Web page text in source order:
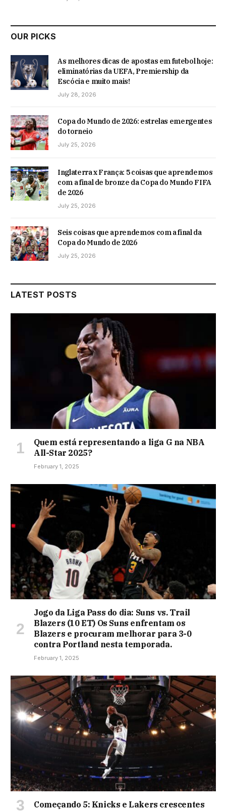
OUR PICKS
As melhores dicas de apostas em futebol hoje:
eliminatórias da UEFA, Premiership da
Escócia e muito mais!
July 28, 2026
Copa do Mundo de 2026: estrelas emergentes
do torneio
July 25, 2026
Inglaterra x França: 5 coisas que aprendemos
com a final de bronze da Copa do Mundo FIFA
de 2026
July 25, 2026
Seis coisas que aprendemos com a final da
Copa do Mundo de 2026
July 25, 2026
LATEST POSTS
Quem está representando a liga G na NBA
All-Star 2025?
February 1, 2025
Jogo da Liga Pass do dia: Suns vs. Trail
Blazers (10 ET) Os Suns enfrentam os
Blazers e procuram melhorar para 3-0
contra Portland nesta temporada.
February 1, 2025
Começando 5: Knicks e Lakers crescentes